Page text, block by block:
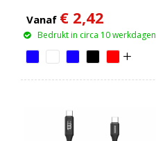
Vanaf € 2,42
Bedrukt in circa 10 werkdagen